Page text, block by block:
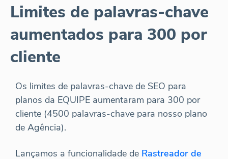
Limites de palavras-chave
aumentados para 300 por
cliente
Os limites de palavras-chave de SEO para
planos da EQUIPE aumentaram para 300 por
cliente (4500 palavras-chave para nosso plano
de Agência).
Lançamos a funcionalidade de Rastreador de